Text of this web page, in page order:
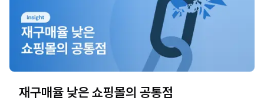
재구매율 낮은 쇼핑몰의 공통점